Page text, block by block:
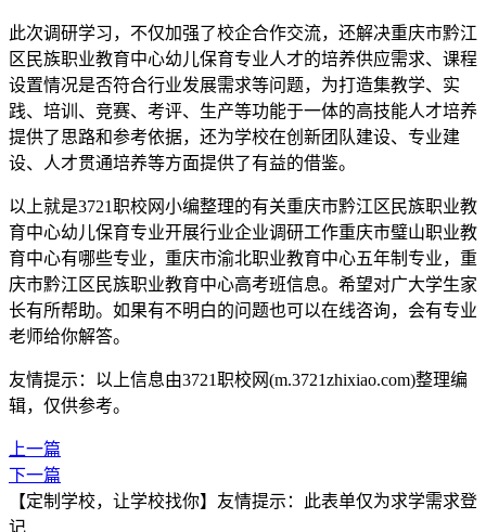
此次调研学习，不仅加强了校企合作交流，还解决重庆市黔江
区民族职业教育中心幼儿保育专业人才的培养供应需求、课程
设置情况是否符合行业发展需求等问题，为打造集教学、实
践、培训、竞赛、考评、生产等功能于一体的高技能人才培养
提供了思路和参考依据，还为学校在创新团队建设、专业建
设、人才贯通培养等方面提供了有益的借鉴。
以上就是3721职校网小编整理的有关重庆市黔江区民族职业教
育中心幼儿保育专业开展行业企业调研工作重庆市璧山职业教
育中心有哪些专业，重庆市渝北职业教育中心五年制专业，重
庆市黔江区民族职业教育中心高考班信息。希望对广大学生家
长有所帮助。如果有不明白的问题也可以在线咨询，会有专业
老师给你解答。
友情提示：以上信息由3721职校网(m.3721zhixiao.com)整理编
辑，仅供参考。
上一篇
下一篇
【定制学校，让学校找你】友情提示：此表单仅为求学需求登
记